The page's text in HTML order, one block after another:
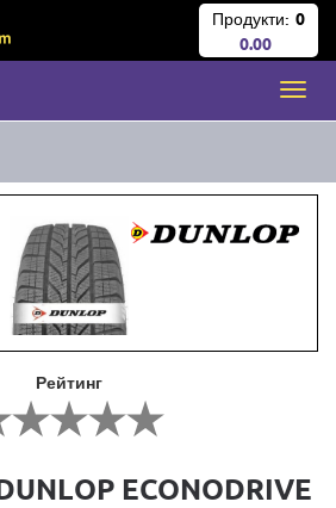
Продукти: 0
0.00
Рейтинг
ECONODRIVE